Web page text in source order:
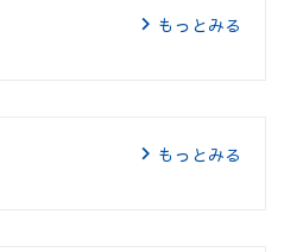
もっとみる
もっとみる